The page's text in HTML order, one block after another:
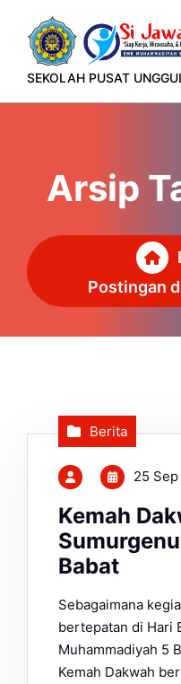
konten
SEKOLAH PUSAT
Arsip
Postingan
Berita
25 Sep
Kemah
Babat
Sebagaimana
bertepatan di Hari
Muhammadiyah 5
Kemah Dakwah